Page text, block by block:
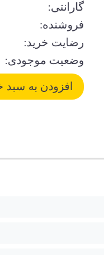
گارانتی:
فروشنده:
رضایت خرید:
وضعیت موجودی: